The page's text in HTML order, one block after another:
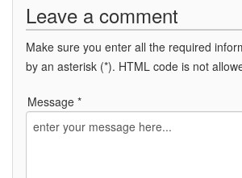
Leave a comment
Make sure you enter all the required
by an asterisk (*). HTML code is not
Message *